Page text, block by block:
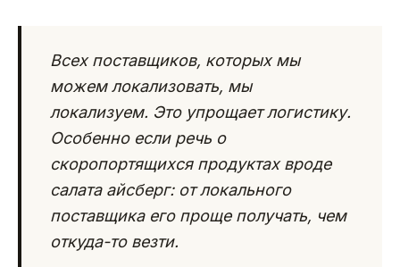
Всех поставщиков, которых мы
можем локализовать, мы
локализуем. Это упрощает логистику.
Особенно если речь о
скоропортящихся продуктах вроде
салата айсберг: от локального
поставщика его проще получать, чем
откуда-то везти.